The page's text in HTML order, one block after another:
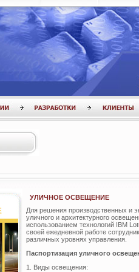
УЛИЧНОЕ ОСВЕЩЕНИЕ
Для решения производственных и
уличного и архитектурного
использованием технологий IBM
своей ежедневной работе
различных уровнях управления.
Паспортизация уличного
1. Виды освещения: